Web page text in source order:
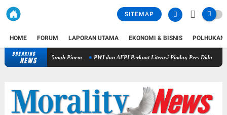
SITEMAP
HOME FORUM LAPORAN UTAMA EKONOMI & BISNIS POLHUKAM
BREAKING
NEWS Kapolres Dairi Ungkap Penganiayaan Berujung Maut di Tanah Pinem